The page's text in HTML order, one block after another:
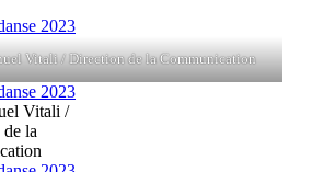
Vitali / Direction de la Communication
Vitali /
la